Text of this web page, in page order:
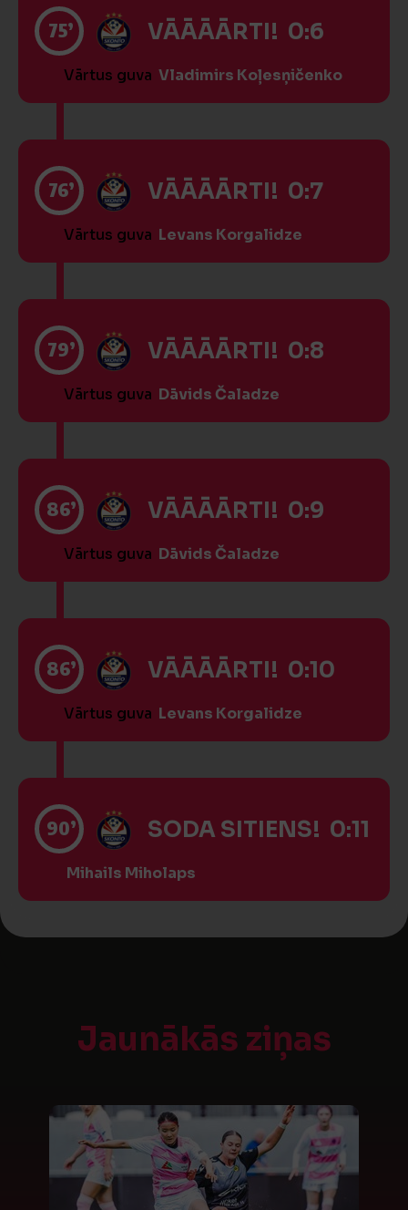
75’ VĀĀĀĀRTI! 0:6
Vārtus guva Vladimirs Koļesņičenko
76’ VĀĀĀĀRTI! 0:7
Vārtus guva Levans Korgalidze
79’ VĀĀĀĀRTI! 0:8
Vārtus guva Dāvids Čaladze
86’ VĀĀĀĀRTI! 0:9
Vārtus guva Dāvids Čaladze
86’ VĀĀĀĀRTI! 0:10
Vārtus guva Levans Korgalidze
90’ SODA SITIENS! 0:11
Mihails Miholaps
Jaunākās ziņas